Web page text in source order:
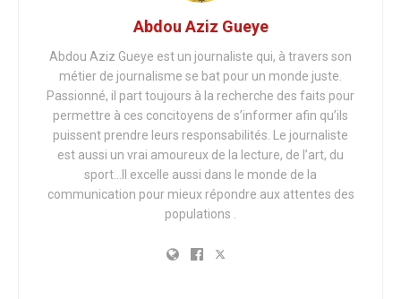
Abdou Aziz Gueye
Abdou Aziz Gueye est un journaliste qui, à travers son
métier de journalisme se bat pour un monde juste.
Passionné, il part toujours à la recherche des faits pour
permettre à ces concitoyens de s’informer afin qu’ils
puissent prendre leurs responsabilités. Le journaliste
est aussi un vrai amoureux de la lecture, de l’art, du
sport…Il excelle aussi dans le monde de la
communication pour mieux répondre aux attentes des
populations .